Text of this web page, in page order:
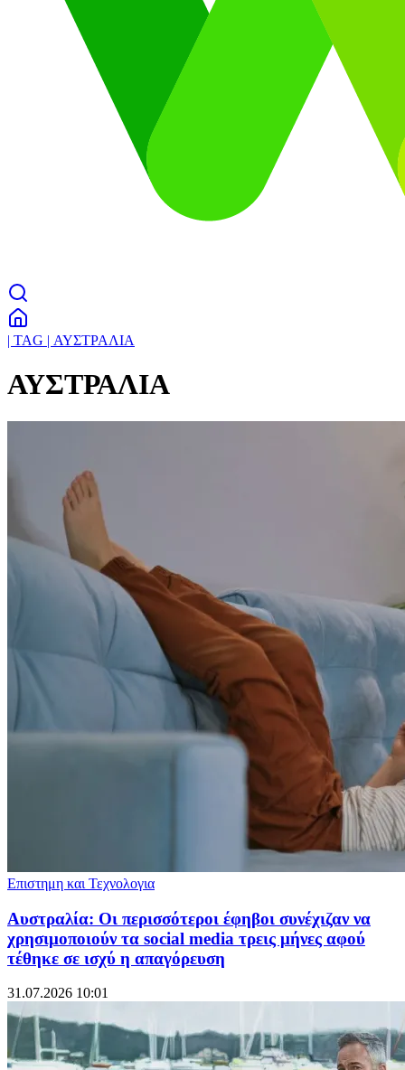
| TAG | ΑΥΣΤΡΑΛΙΑ
ΑΥΣΤΡΑΛΙΑ
Επιστημη και Τεχνολογια
Αυστραλία: Οι περισσότεροι έφηβοι συνέχιζαν να
χρησιμοποιούν τα social media τρεις μήνες αφού
τέθηκε σε ισχύ η απαγόρευση
31.07.2026 10:01